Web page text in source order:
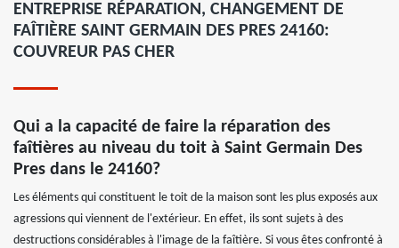
ENTREPRISE RÉPARATION, CHANGEMENT DE
FAÎTIÈRE SAINT GERMAIN DES PRES 24160:
COUVREUR PAS CHER
Qui a la capacité de faire la réparation des
faîtières au niveau du toit à Saint Germain Des
Pres dans le 24160?
Les éléments qui constituent le toit de la maison sont les plus exposés aux
agressions qui viennent de l'extérieur. En effet, ils sont sujets à des
destructions considérables à l'image de la faîtière. Si vous êtes confronté à